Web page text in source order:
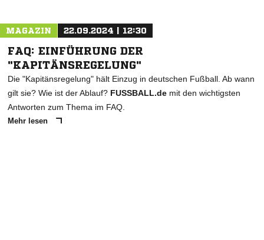
MAGAZIN 22.09.2024 | 12:30
FAQ: EINFÜHRUNG DER
"KAPITÄNSREGELUNG"
Die "Kapitänsregelung" hält Einzug in deutschen Fußball. Ab wann
gilt sie? Wie ist der Ablauf? FUSSBALL.de mit den wichtigsten
Antworten zum Thema im FAQ.
Mehr lesen